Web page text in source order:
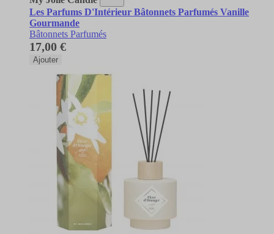
Les Parfums D'Intérieur Bâtonnets Parfumés Vanille
Gourmande
Bâtonnets Parfumés
17,00 €
Ajouter